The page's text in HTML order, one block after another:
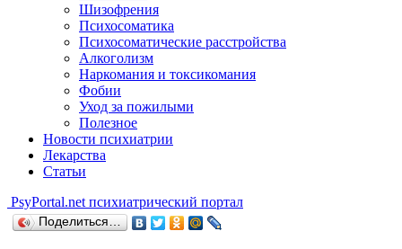
Шизофрения
Психосоматика
Психосоматические расстройства
Алкоголизм
Наркомания и токсикомания
Фобии
Уход за пожилыми
Полезное
Новости психиатрии
Лекарства
Статьи
PsyPortal.net психиатрический портал
Поделиться…